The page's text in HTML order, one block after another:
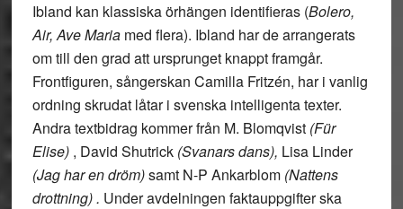
Ibland kan klassiska örhängen identifieras (Bolero,
Air, Ave Mariamed flera). Ibland har de arrangerats
om till den grad att ursprunget knappt framgår.
Frontfiguren, sångerskan Camilla Fritzén, har i vanlig
ordning skrudat låtar i svenska intelligenta texter.
Andra textbidrag kommer från M. Blomqvist (Für
Elise) , David Shutrick (Svanars dans), Lisa Linder
(Jag har en dröm)samt N-P Ankarblom (Nattens
drottning) . Under avdelningen faktauppgifter ska